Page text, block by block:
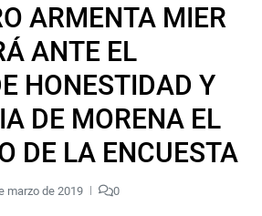
ARMENTA MIER
ANTE EL
HONESTIDAD Y
DE MORENA EL
DE LA ENCUESTA
marzo de 2019 0